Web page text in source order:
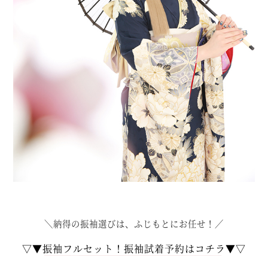
＼納得の振袖選びは、ふじもとにお任せ！／
▽▼振袖フルセット！振袖試着予約はコチラ▼▽